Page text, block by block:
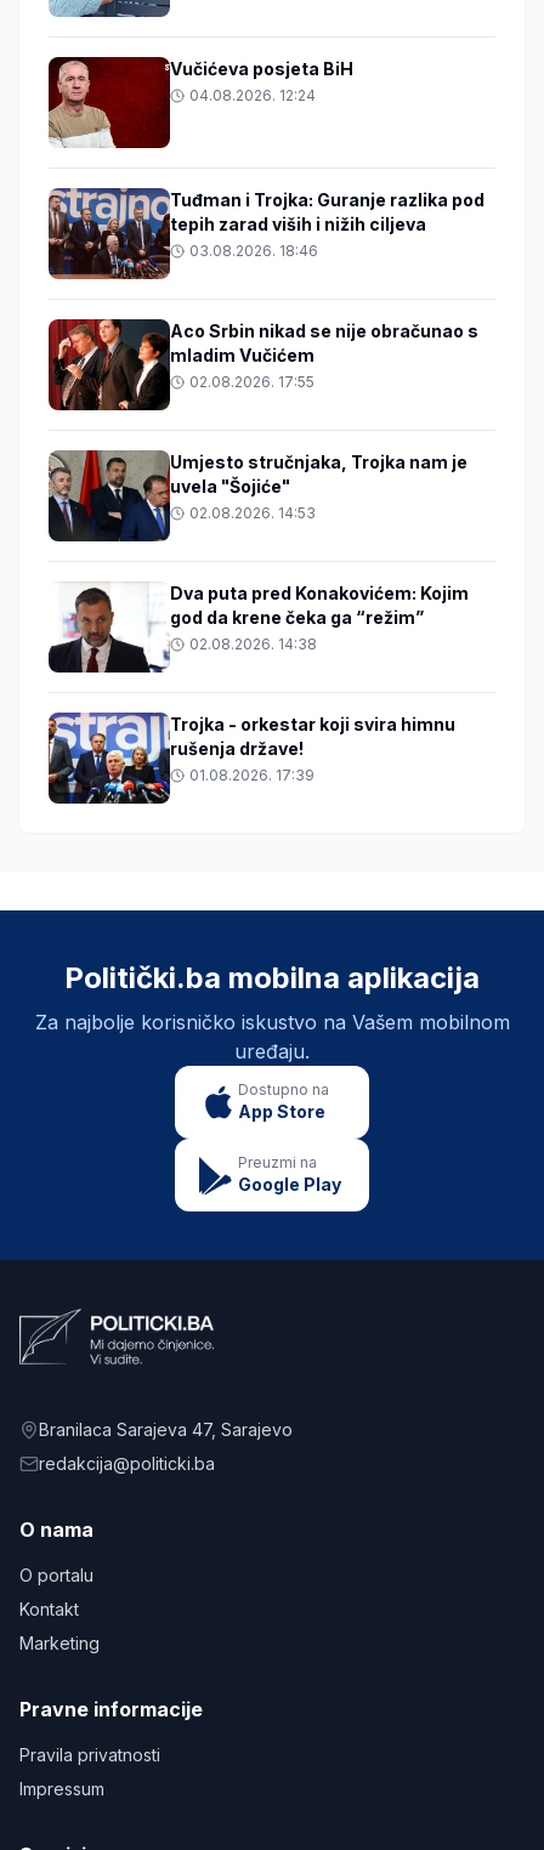
Vučićeva posjeta BiH
04.08.2026. 12:24
Tuđman i Trojka: Guranje razlika pod
tepih zarad viših i nižih ciljeva
03.08.2026. 18:46
Aco Srbin nikad se nije obračunao s
mladim Vučićem
02.08.2026. 17:55
Umjesto stručnjaka, Trojka nam je
uvela "Šojiće"
02.08.2026. 14:53
Dva puta pred Konakovićem: Kojim
god da krene čeka ga “režim”
02.08.2026. 14:38
Trojka - orkestar koji svira himnu
rušenja države!
01.08.2026. 17:39
Politički.ba mobilna aplikacija
Za najbolje korisničko iskustvo na Vašem mobilnom
uređaju.
Dostupno na
App Store
Preuzmi na
Google Play
Branilaca Sarajeva 47, Sarajevo
redakcija@politicki.ba
O nama
O portalu
Kontakt
Marketing
Pravne informacije
Pravila privatnosti
Impressum